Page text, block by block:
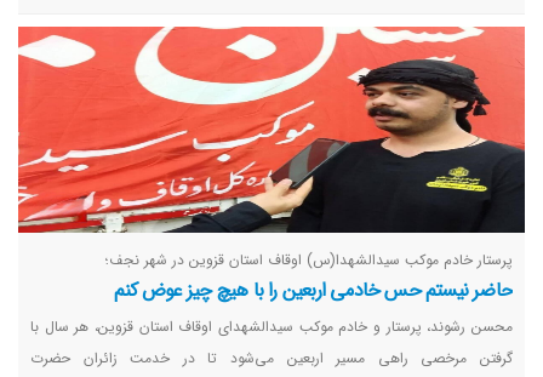
پرستار خادم موکب سیدالشهدا(س) اوقاف استان قزوین در شهر نجف؛
حاضر نیستم حس خادمی اربعین را با هیچ چیز عوض کنم
محسن رشوند، پرستار و خادم موکب سیدالشهدای اوقاف استان قزوین، هر سال با
گرفتن مرخصی راهی مسیر اربعین می‌شود تا در خدمت زائران حضرت